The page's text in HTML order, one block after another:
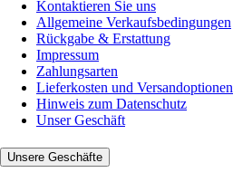
Kontaktieren Sie uns
Allgemeine Verkaufsbedingungen
Rückgabe & Erstattung
Impressum
Zahlungsarten
Lieferkosten und Versandoptionen
Hinweis zum Datenschutz
Unser Geschäft
Unsere Geschäfte